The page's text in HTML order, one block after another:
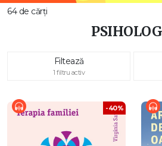
64 de cărți
Filtează
1 filtru activ
-40%